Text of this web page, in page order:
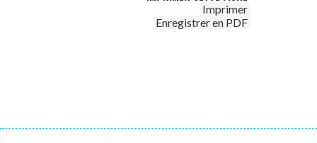
Imprimer
Enregistrer en PDF